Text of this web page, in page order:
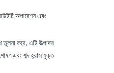
অপারেশন এবং
করে, এটি উত্পাদন
এবং শব্দ হ্রাস যুক্ত